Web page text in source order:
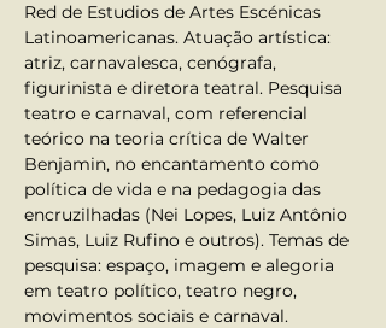
Red de Estudios de Artes Escénicas
Latinoamericanas. Atuação artística:
atriz, carnavalesca, cenógrafa,
figurinista e diretora teatral. Pesquisa
teatro e carnaval, com referencial
teórico na teoria crítica de Walter
Benjamin, no encantamento como
política de vida e na pedagogia das
encruzilhadas (Nei Lopes, Luiz Antônio
Simas, Luiz Rufino e outros). Temas de
pesquisa: espaço, imagem e alegoria
em teatro político, teatro negro,
movimentos sociais e carnaval.